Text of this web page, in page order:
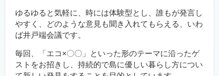
ゆるゆると気軽に、時には体験型とし、誰もが発言し
やすく、どのような意見も聞き入れてもらえる、いわ
ば井戸端会議です。
毎回、「エコ×〇〇」といった形のテーマに沿ったゲ
ストをお招きし、持続的で島に優しい暮らし方につい